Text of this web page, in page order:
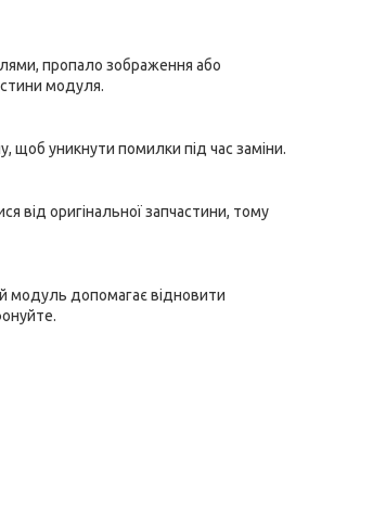
пропало зображення або
модуля.
щоб уникнути помилки під час заміни.
від оригінальної запчастини, тому
модуль допомагає відновити